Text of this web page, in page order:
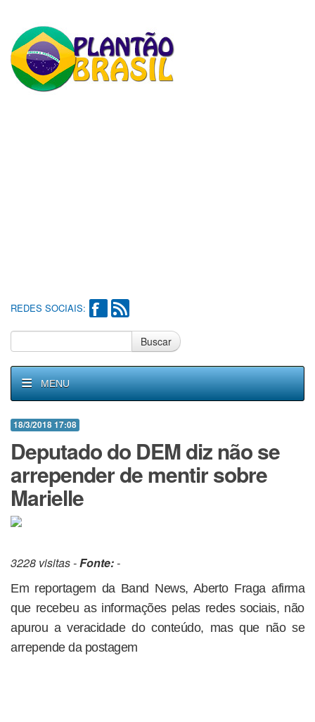
REDES SOCIAIS:
Buscar
MENU
18/3/2018 17:08
Deputado do DEM diz não se
arrepender de mentir sobre
Marielle
3228 visitas -Fonte:-
Em reportagem da Band News, Aberto Fraga afirma
que recebeu as informações pelas redes sociais, não
apurou a veracidade do conteúdo, mas que não se
arrepende da postagem